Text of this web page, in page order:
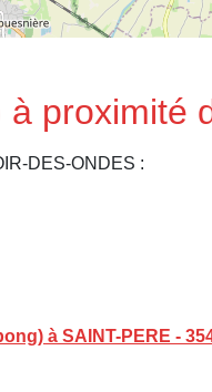
proximité
DES-ONDES :
à SAINT-PERE -